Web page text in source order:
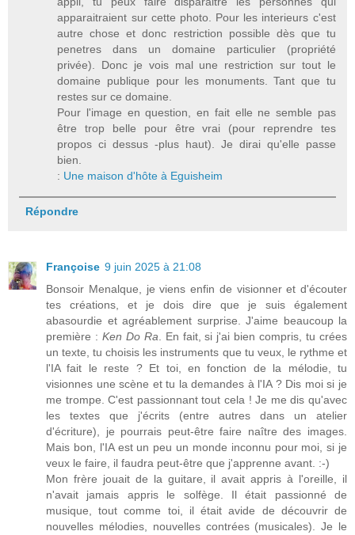
apparaitraient sur cette photo. Pour les interieurs c'est
autre chose et donc restriction possible dès que tu
penetres dans un domaine particulier (propriété
privée). Donc je vois mal une restriction sur tout le
domaine publique pour les monuments. Tant que tu
restes sur ce domaine.
Pour l'image en question, en fait elle ne semble pas
être trop belle pour être vrai (pour reprendre tes
propos ci dessus -plus haut). Je dirai qu'elle passe
bien.
: Une maison d'hôte à Eguisheim
Répondre
Françoise 9 juin 2025 à 21:08
Bonsoir Menalque, je viens enfin de visionner et d'écouter
tes créations, et je dois dire que je suis également
abasourdie et agréablement surprise. J'aime beaucoup la
première : Ken Do Ra . En fait, si j'ai bien compris, tu crées
un texte, tu choisis les instruments que tu veux, le rythme et
l'IA fait le reste ? Et toi, en fonction de la mélodie, tu
visionnes une scène et tu la demandes à l'IA ? Dis moi si je
me trompe. C'est passionnant tout cela ! Je me dis qu'avec
les textes que j'écrits (entre autres dans un atelier
d'écriture), je pourrais peut-être faire naître des images.
Mais bon, l'IA est un peu un monde inconnu pour moi, si je
veux le faire, il faudra peut-être que j'apprenne avant. :-)
Mon frère jouait de la guitare, il avait appris à l'oreille, il
n'avait jamais appris le solfège. Il était passionné de
musique, tout comme toi, il était avide de découvrir de
nouvelles mélodies, nouvelles contrées (musicales). Je le